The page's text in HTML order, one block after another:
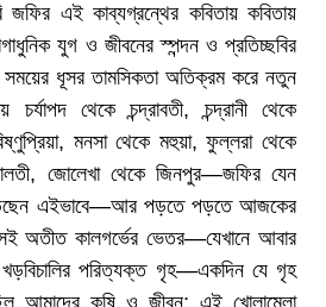
জফির এই কাব্যগ্রন্থের কবিতায় কবিতায়
যুগ ও জীবনের স্পন্দন ও প্রতিচ্ছবির
সময়ের ধূসর তামসিকতা অতিক্রম করে নতুন
থেকে চন্দ্রাবতী, চন্দ্রানী থেকে
মনসা থেকে মহুয়া, ফুল্লরা থেকে
জোলেখা থেকে জিনপুর—জফির যেন
এইভাবে—আর পড়তে পড়তে আজকের
অতীত কালগর্ভের ভেতর—যেখানে আবার
পরিত্যক্ত গৃহ—একদিন যে গৃহ
আমাদের কৃষি ও জীবন; এই খোলামেলা